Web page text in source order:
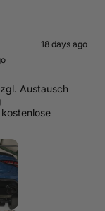
18 days ago
Austausch